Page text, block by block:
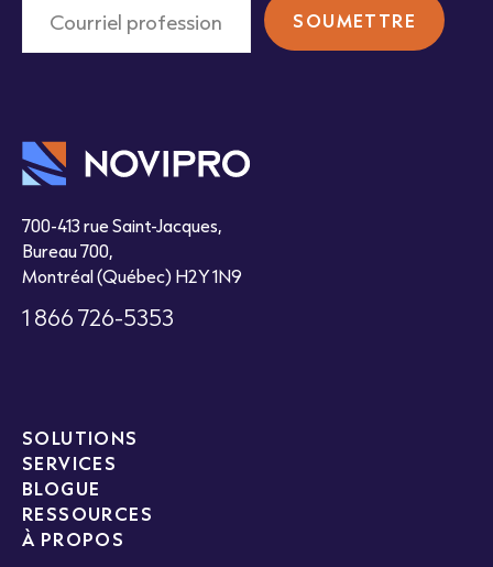
700-413 rue Saint-Jacques,
Bureau 700,
Montréal (Québec) H2Y 1N9
1 866 726-5353
SOLUTIONS
SERVICES
BLOGUE
RESSOURCES
À PROPOS